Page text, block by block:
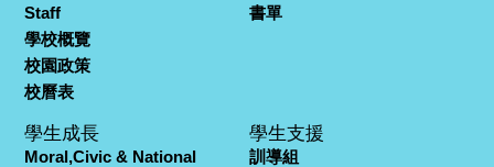
Staff
學校概覽
校園政策
校曆表
書單
學生成長
Moral,Civic & National
學生支援
訓導組